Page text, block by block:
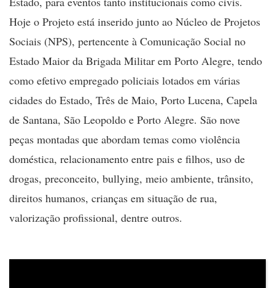
Hoje o Projeto está inserido junto ao Núcleo de Projetos
Sociais (NPS), pertencente à Comunicação Social no
Estado Maior da Brigada Militar em Porto Alegre, tendo
como efetivo empregado policiais lotados em várias
cidades do Estado, Três de Maio, Porto Lucena, Capela
de Santana, São Leopoldo e Porto Alegre. São nove
peças montadas que abordam temas como violência
doméstica, relacionamento entre pais e filhos, uso de
drogas, preconceito, bullying, meio ambiente, trânsito,
direitos humanos, crianças em situação de rua,
valorização profissional, dentre outros.